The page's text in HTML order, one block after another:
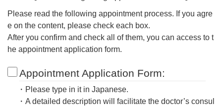
Please read the following appointment process. If you agre
e on the content, please check each box.
After you confirm and check all of them, you can access to t
he appointment application form.
Appointment Application Form:
・Please type in it in Japanese.
・A detailed description will facilitate the doctor’s consul